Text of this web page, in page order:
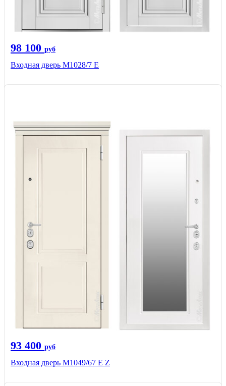
98 100 руб
Входная дверь М1028/7 Е
93 400 руб
Входная дверь М1049/67 Е Z